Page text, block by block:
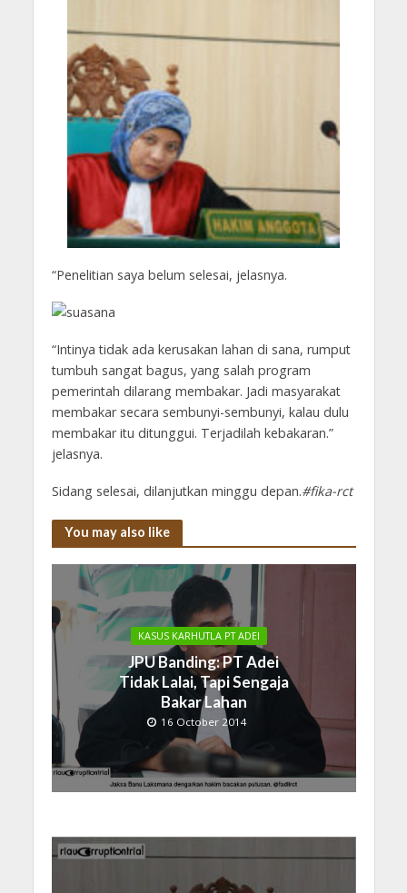
“Penelitian saya belum selesai, jelasnya.
“Intinya tidak ada kerusakan lahan di sana, rumput
tumbuh sangat bagus, yang salah program
pemerintah dilarang membakar. Jadi masyarakat
membakar secara sembunyi-sembunyi, kalau dulu
membakar itu ditunggui. Terjadilah kebakaran.”
jelasnya.
Sidang selesai, dilanjutkan minggu depan.#fika-rct
You may also like
KASUS KARHUTLA PT ADEI
JPU Banding: PT Adei
Tidak Lalai, Tapi Sengaja
Bakar Lahan
16 October 2014